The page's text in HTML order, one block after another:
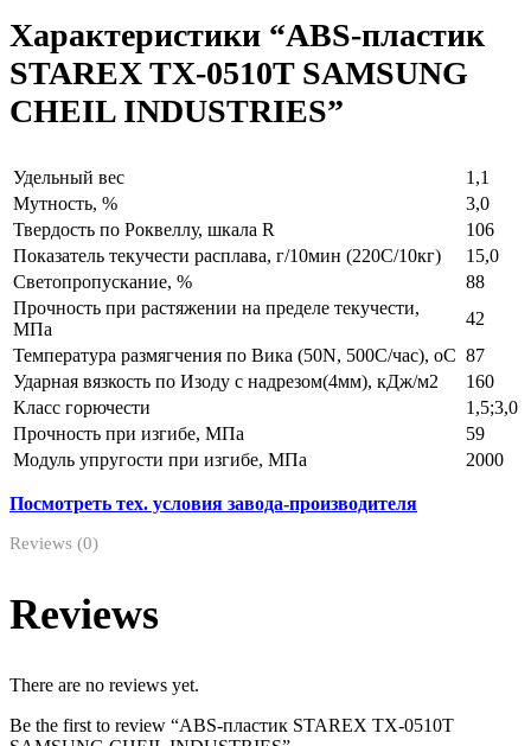
Характеристики “ABS-пластик
STAREX TX-0510T SAMSUNG
CHEIL INDUSTRIES”
Удельный вес
1,1
Мутность, %
3,0
Твердость по Роквеллу, шкала R
106
Показатель текучести расплава, г/10мин (220С/10кг)
15,0
Светопропускание, %
88
Прочность при растяжении на пределе текучести,
МПа
42
Температура размягчения по Вика (50N, 500С/час), оС 87
Ударная вязкость по Изоду с надрезом(4мм), кДж/м2
160
Класс горючести
1,5;3,0
Прочность при изгибе, МПа
59
Модуль упругости при изгибе, МПа
2000
Посмотреть тех. условия завода-производителя
Reviews (0)
Reviews
There are no reviews yet.
Be the first to review “ABS-пластик STAREX TX-0510T